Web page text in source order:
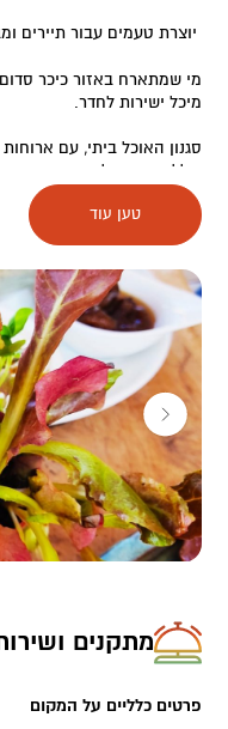
יוצרת טעמים עבור תיירים
מי שמתארח באזור כיכר
מיכל ישירות לחדר.
סגנון האוכל ביתי, עם
כולל אפיית הלחם.
מאכלים מיוחדים
תבשיל עוף עם ירקות שורש
טען עוד
מתקנים
פרטים כלליים על המקום